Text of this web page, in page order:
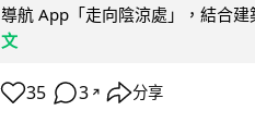
導航 App「走向陰涼處」，結合
文
35 3 ↗ 分享